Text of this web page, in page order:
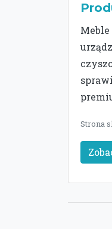
Strona